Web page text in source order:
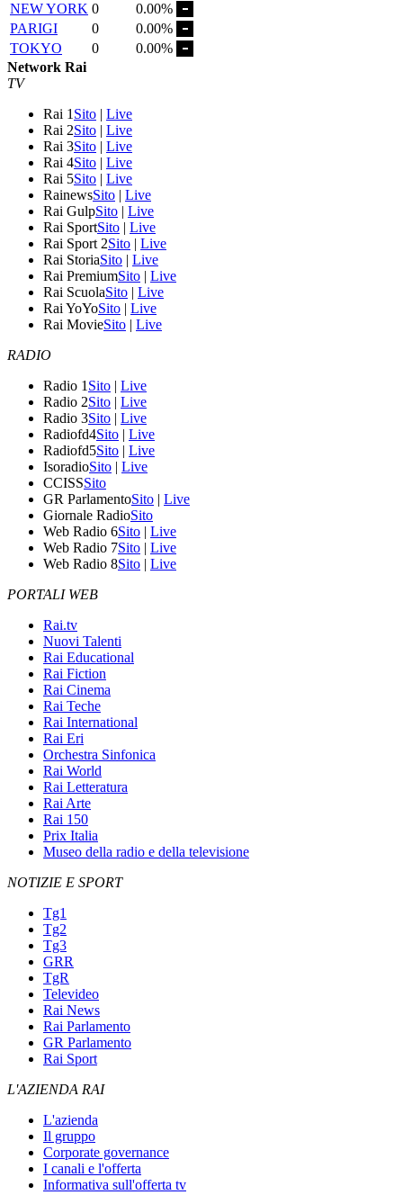
NEW YORK 0
0.00%
PARIGI
0
0.00%
TOKYO
0
0.00%
Network Rai
TV
Rai 1 Sito | Live
Rai 2Sito | Live
Rai 3Sito | Live
Rai 4Sito | Live
Rai 5Sito | Live
RainewsSito | Live
Rai GulpSito | Live
Rai SportSito | Live
Rai Sport 2Sito | Live
Rai StoriaSito | Live
Rai PremiumSito | Live
Rai ScuolaSito | Live
Rai YoYoSito | Live
Rai MovieSito | Live
RADIO
Radio 1 Sito | Live
Radio 2Sito | Live
Radio 3Sito | Live
Radiofd4Sito | Live
Radiofd5Sito | Live
IsoradioSito | Live
CCISSSito
GR ParlamentoSito | Live
Giornale RadioSito
Web Radio 6Sito | Live
Web Radio 7Sito | Live
Web Radio 8Sito | Live
PORTALI WEB
Rai.tv
Nuovi Talenti
Rai Educational
Rai Fiction
Rai Cinema
Rai Teche
Rai International
Rai Eri
Orchestra Sinfonica
Rai World
Rai Letteratura
Rai Arte
Rai 150
Prix Italia
Museo della radio e della televisione
NOTIZIE E SPORT
Tg1
Tg2
Tg3
GRR
TgR
Televideo
Rai News
Rai Parlamento
GR Parlamento
Rai Sport
L'AZIENDA RAI
L'azienda
Il gruppo
Corporate governance
I canali e l'offerta
Informativa sull'offerta tv